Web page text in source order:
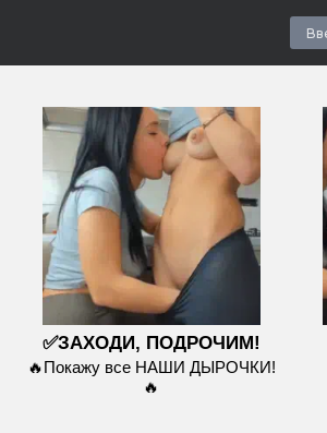
✅ЗАХОДИ, ПОДРОЧИМ!
🔥Покажу все НАШИ ДЫРОЧКИ!
🔥